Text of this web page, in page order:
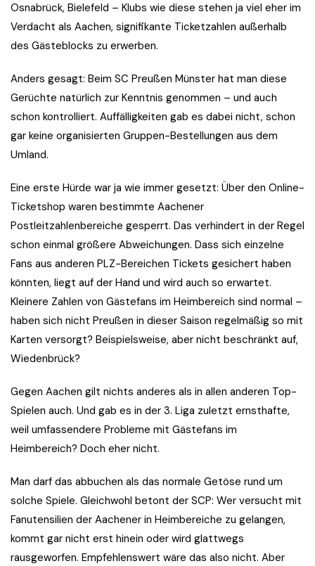
Osnabrück, Bielefeld – Klubs wie diese stehen ja viel eher im
Verdacht als Aachen, signifikante Ticketzahlen außerhalb
des Gästeblocks zu erwerben.
Anders gesagt: Beim SC Preußen Münster hat man diese
Gerüchte natürlich zur Kenntnis genommen – und auch
schon kontrolliert. Auffälligkeiten gab es dabei nicht, schon
gar keine organisierten Gruppen-Bestellungen aus dem
Umland.
Eine erste Hürde war ja wie immer gesetzt: Über den Online-
Ticketshop waren bestimmte Aachener
Postleitzahlenbereiche gesperrt. Das verhindert in der Regel
schon einmal größere Abweichungen. Dass sich einzelne
Fans aus anderen PLZ-Bereichen Tickets gesichert haben
könnten, liegt auf der Hand und wird auch so erwartet.
Kleinere Zahlen von Gästefans im Heimbereich sind normal –
haben sich nicht Preußen in dieser Saison regelmäßig so mit
Karten versorgt? Beispielsweise, aber nicht beschränkt auf,
Wiedenbrück?
Gegen Aachen gilt nichts anderes als in allen anderen Top-
Spielen auch. Und gab es in der 3. Liga zuletzt ernsthafte,
weil umfassendere Probleme mit Gästefans im
Heimbereich? Doch eher nicht.
Man darf das abbuchen als das normale Getöse rund um
solche Spiele. Gleichwohl betont der SCP: Wer versucht mit
Fanutensilien der Aachener in Heimbereiche zu gelangen,
kommt gar nicht erst hinein oder wird glattwegs
rausgeworfen. Empfehlenswert wäre das also nicht. Aber